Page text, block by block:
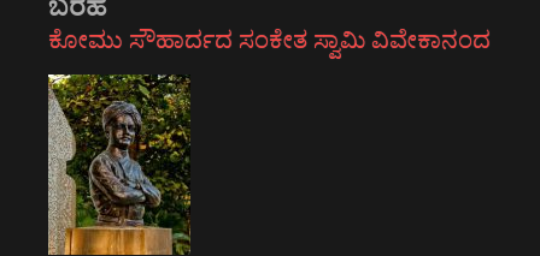
ಕೋಮು ಸೌಹಾರ್ದದ ಸಂಕೇತ ಸ್ವಾಮಿ ವಿವೇಕಾನಂದ